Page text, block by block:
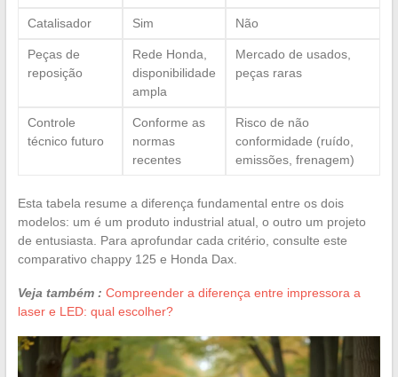
Catalisador Sim Não
Peças de
reposição
Rede Honda,
disponibilidade
ampla
Mercado de usados,
peças raras
Controle
técnico futuro
Conforme as
normas
recentes
Risco de não
conformidade (ruído,
emissões, frenagem)
Esta tabela resume a diferença fundamental entre os dois
modelos: um é um produto industrial atual, o outro um projeto
de entusiasta. Para aprofundar cada critério, consulte este
comparativo chappy 125 e Honda Dax.
Veja também : Compreender a diferença entre impressora a
laser e LED: qual escolher?